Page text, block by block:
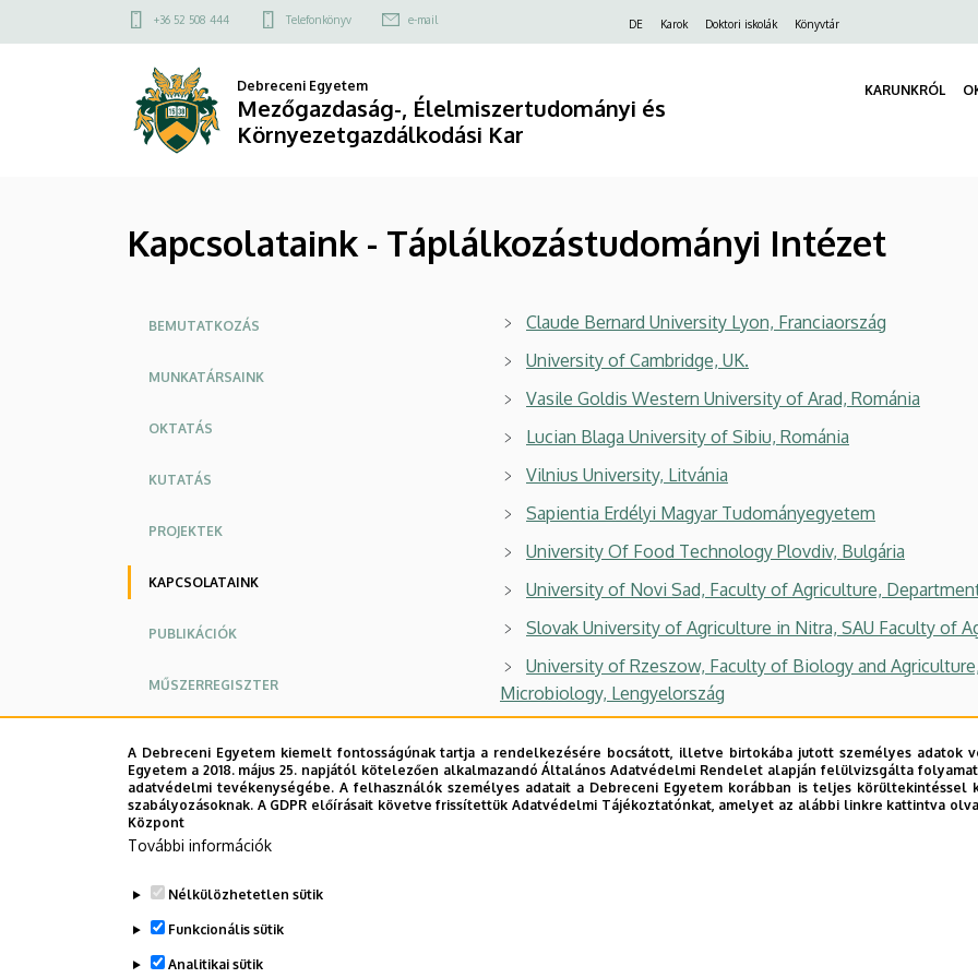
Kapcsolataink
Táplálkozástudományi
Mezőgazdaság-,
Környezetgazdálkodási
a
Felső
menü
+36 52 508 444 Telefonkönyv e-mail DE Karok Doktori iskolák Könyvtár
Debreceni Egyetem
Mezőgazdaság-, Élelmiszertudományi és
Környezetgazdálkodási Kar
KARUNKRÓL
Kapcsolataink - Táplálkozástudományi Intézet
Oldalmenü
BEMUTATKOZÁS
MUNKATÁRSAINK
OKTATÁS
KUTATÁS
PROJEKTEK
KAPCSOLATAINK
PUBLIKÁCIÓK
MŰSZERREGISZTER
Claude Bernard University Lyon, Franciaország
University of Cambridge, UK.
Vasile Goldis Western University of Arad, Románia
Lucian Blaga University of Sibiu, Románia
Vilnius University, Litvánia
Sapientia Erdélyi Magyar Tudományegyetem
University Of Food Technology Plovdiv, Bulgária
University of Novi Sad, Faculty of Agriculture,
Slovak University of Agriculture in Nitra, SAU Faculty of
University of Rzeszow, Faculty of Biology and
Microbiology, Lengyelország
Food Research and Development Institute (Former
University of Oradea, Faculty Of Environmental
A Debreceni Egyetem kiemelt fontosságúnak tartja a rendelkezésére bocsátott, illetve birtokába jutott személyes adatok
Egyetem a 2018. május 25. napjától kötelezően alkalmazandó Általános Adatvédelmi Rendelet alapján felülvizsgálta
adatvédelmi tevékenységébe. A felhasználók személyes adatait a Debreceni Egyetem korábban is teljes
szabályozásoknak. A GDPR előírásait követve frissítettük Adatvédelmi Tájékoztatónkat, amelyet az alábbi linkre kattintva
Központ
További információk
Nélkülözhetetlen sütik
Funkcionális sütik
Analitikai sütik